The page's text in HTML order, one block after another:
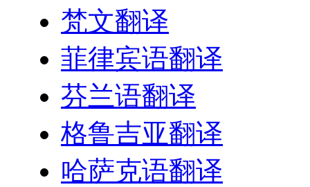
梵文翻译
菲律宾语翻译
芬兰语翻译
格鲁吉亚翻译
哈萨克语翻译